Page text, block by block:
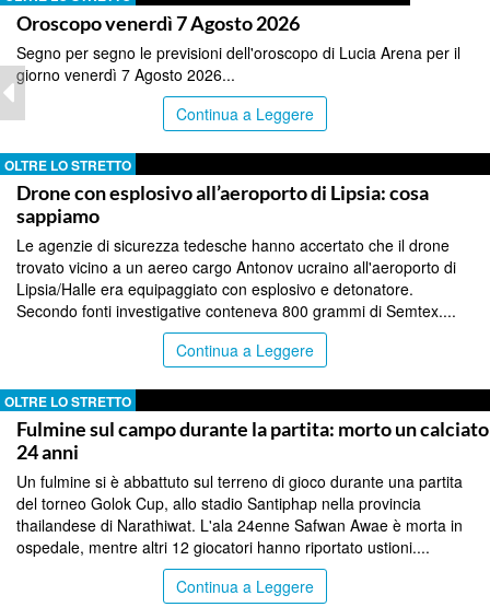
Oroscopo venerdì 7 Agosto 2026
Segno per segno le previsioni dell'oroscopo di Lucia Arena per il
giorno venerdì 7 Agosto 2026...
Continua a Leggere
OLTRE LO STRETTO
Drone con esplosivo all’aeroporto di Lipsia: cosa
sappiamo
Le agenzie di sicurezza tedesche hanno accertato che il drone
trovato vicino a un aereo cargo Antonov ucraino all'aeroporto di
Lipsia/Halle era equipaggiato con esplosivo e detonatore.
Secondo fonti investigative conteneva 800 grammi di Semtex....
Continua a Leggere
OLTRE LO STRETTO
Fulmine sul campo durante la partita: morto un
24 anni
Un fulmine si è abbattuto sul terreno di gioco durante una partita
del torneo Golok Cup, allo stadio Santiphap nella provincia
thailandese di Narathiwat. L'ala 24enne Safwan Awae è morta in
ospedale, mentre altri 12 giocatori hanno riportato ustioni....
Continua a Leggere